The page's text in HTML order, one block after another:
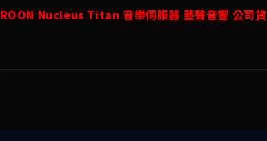
ROON Nucleus Titan 音樂伺服器 藝聲音響 公司貨